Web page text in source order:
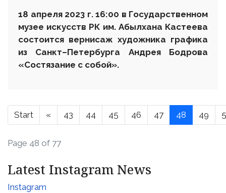
18 апреля2023 г.16:00 в Государственном
музее искусств РК им. Абылхана Кастеева
состоится вернисаж художника графика
из Санкт–Петербурга Андрея Бодрова
«Состязание с собой».
Start « 43 44 45 46 47 48 49
Page 48 of 77
Latest Instagram News
Instagram